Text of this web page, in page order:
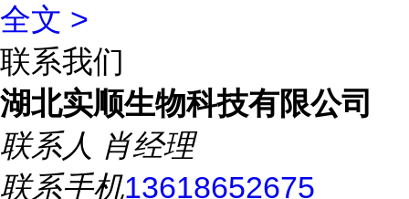
全文 >
联系我们
湖北实顺生物科技有限公司
联系人 肖经理
联系手机13618652675